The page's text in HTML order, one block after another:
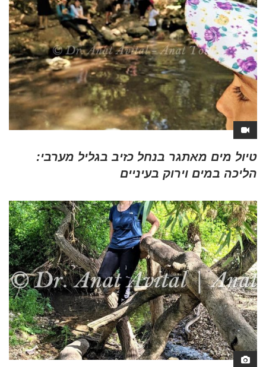
טיול מים מאתגר בנחל כזיב בגליל מערבי:
הליכה במים וירוק בעיניים